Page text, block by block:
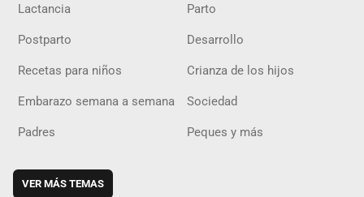
Lactancia Parto
Postparto Desarrollo
Recetas para niños Crianza de los hijos
Embarazo semana a semana Sociedad
Padres Peques y más
VER MÁS TEMAS